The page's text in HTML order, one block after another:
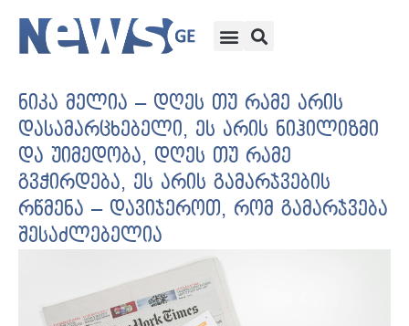
ნიკა მელია – დღეს თუ რამე არის
დასამარცხებელი, ეს არის ნიჰილიზმი
და უიმედობა, დღეს თუ რამე
გვჭირდება, ეს არის გამარჯვების
რწმენა – დავიჯეროთ, რომ გამარჯვება
შესაძლებელია